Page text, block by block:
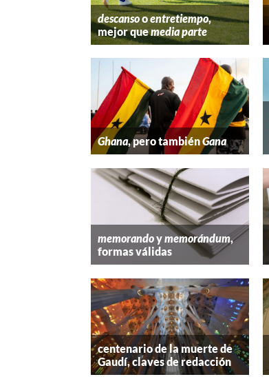
descansooentretiempo,
mejor quemedia parte
Ghana, pero tambiénGana
memorandoymemorándum,
formas válidas
centenario de la muerte de
Gaudí, claves de redacción